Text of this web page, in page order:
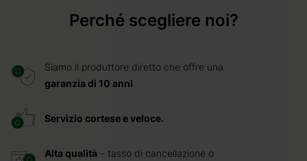
Perché scegliere noi?
Siamo il produttore diretto che offre una
garanzia di 10 anni
Servizio cortese e veloce.
Alta qualità – tasso di cancellazione o